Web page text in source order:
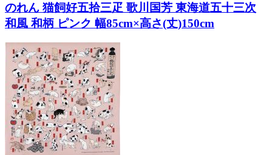
のれん 猫飼好五拾三疋 歌川国芳 東海道五十三次
和風 和柄 ピンク 幅85cm×高さ(丈)150cm